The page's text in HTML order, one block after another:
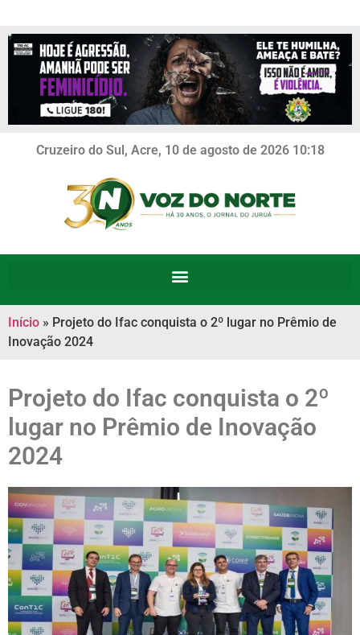
Cruzeiro do Sul, Acre, 10 de agosto de 2026 10:18
Início » Projeto do Ifac conquista o 2º lugar no Prêmio de
Inovação 2024
Projeto do Ifac conquista o 2º
lugar no Prêmio de Inovação
2024